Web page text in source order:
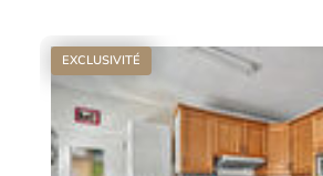
EXCLUSIVITÉ